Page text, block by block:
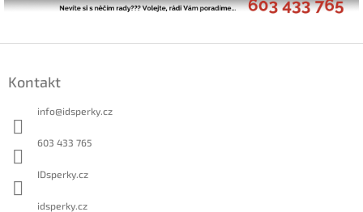
Kontakt
info@idsperky.cz
603 433 765
IDsperky.cz
idsperky.cz